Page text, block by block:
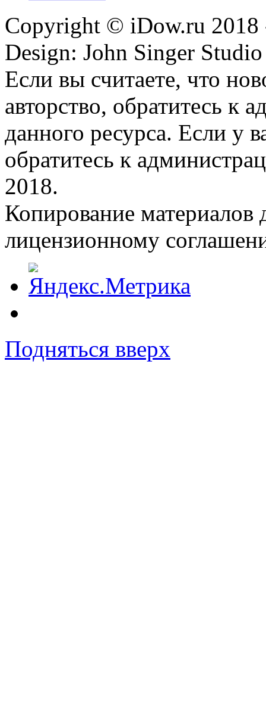
Copyright © iDow.ru 2018
Design: John Singer Studio
Если вы считаете, что
авторство, обратитесь к
данного ресурса. Если у
обратитесь к
2018.
Копирование материалов
лицензионному
Подняться вверх